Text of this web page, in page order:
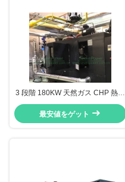
3 段階 180KW 天然ガス CHP 熱回
収システムと組み合わせた熱力
最安値をゲット